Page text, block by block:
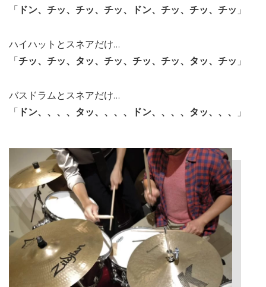
「
ドン、チッ、チッ、チッ、ドン、チッ、チッ、チッ 」
ハイハットとスネアだけ…
「 チッ、チッ、タッ、チッ、チッ、チッ、タッ、チッ 」
バスドラムとスネアだけ…
「
ドン、、、、タッ、、、、ドン、、、、タッ、、、 」